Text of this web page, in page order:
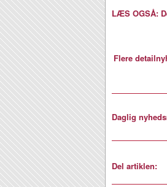
LÆS OGSÅ:
Flere
Daglig
Del artiklen: